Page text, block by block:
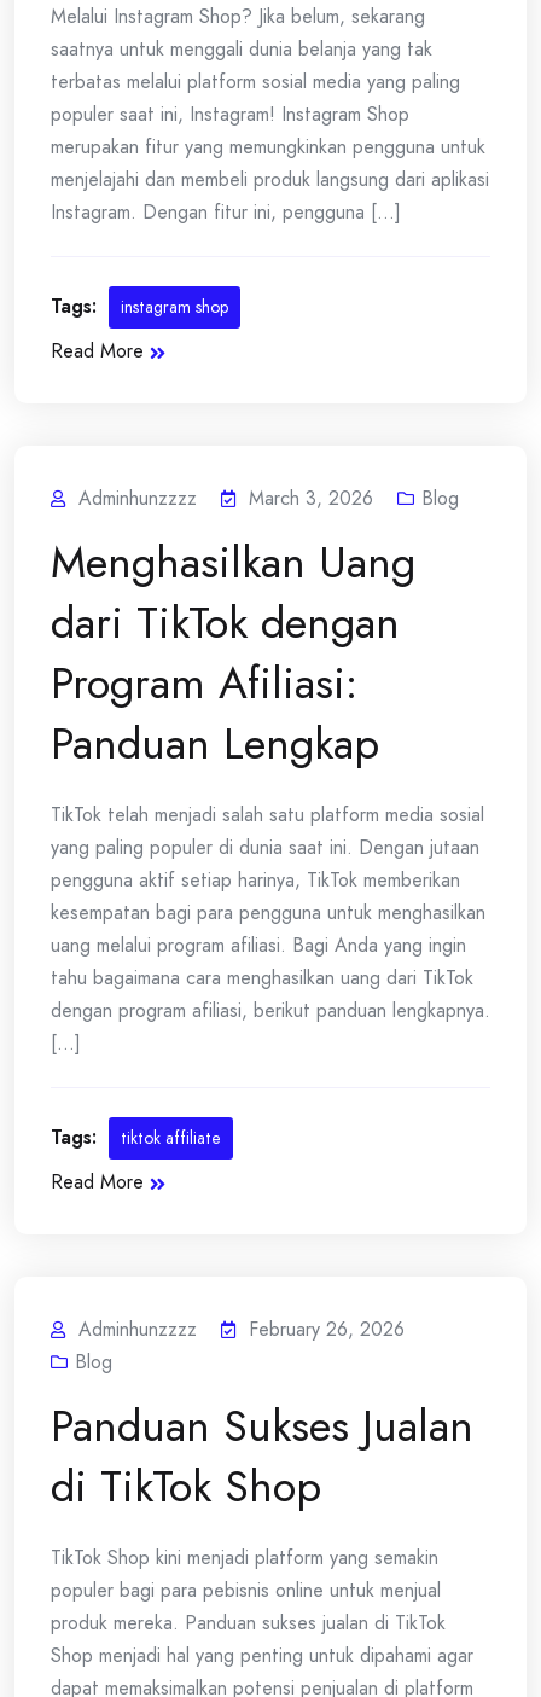
Melalui Instagram Shop? Jika belum, sekarang
saatnya untuk menggali dunia belanja yang tak
terbatas melalui platform sosial media yang paling
populer saat ini, Instagram! Instagram Shop
merupakan fitur yang memungkinkan pengguna untuk
menjelajahi dan membeli produk langsung dari aplikasi
Instagram. Dengan fitur ini, pengguna [...]
Tags: instagram shop
Read More
Adminhunzzzz March 3, 2026 Blog
Menghasilkan Uang
dari TikTok dengan
Program Afiliasi:
Panduan Lengkap
TikTok telah menjadi salah satu platform media sosial
yang paling populer di dunia saat ini. Dengan jutaan
pengguna aktif setiap harinya, TikTok memberikan
kesempatan bagi para pengguna untuk menghasilkan
uang melalui program afiliasi. Bagi Anda yang ingin
tahu bagaimana cara menghasilkan uang dari TikTok
dengan program afiliasi, berikut panduan lengkapnya.
[...]
Tags: tiktok affiliate
Read More
Adminhunzzzz
February 26, 2026
Blog
Panduan Sukses Jualan
di TikTok Shop
TikTok Shop kini menjadi platform yang semakin
populer bagi para pebisnis online untuk menjual
produk mereka. Panduan sukses jualan di TikTok
Shop menjadi hal yang penting untuk dipahami agar
dapat memaksimalkan potensi penjualan di platform